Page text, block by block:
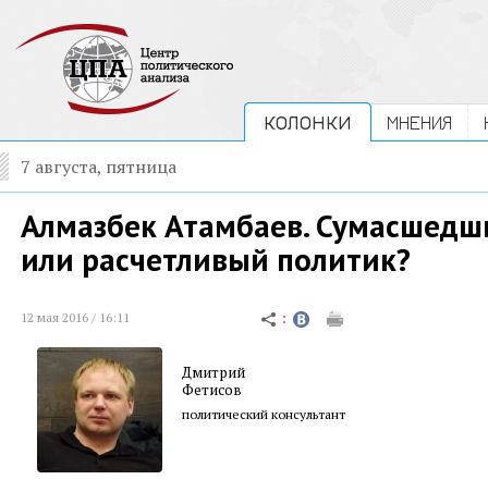
КОЛОНКИ МНЕНИЯ
7 августа, пятница
Алмазбек Атамбаев.
или расчетливый политик?
12 мая 2016 / 16:11
Дмитрий
Фетисов
политический консультант